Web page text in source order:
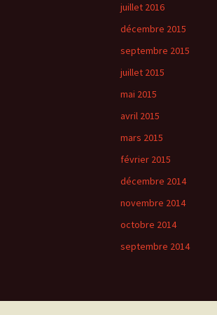
juillet 2016
décembre 2015
septembre 2015
juillet 2015
mai 2015
avril 2015
mars 2015
février 2015
décembre 2014
novembre 2014
octobre 2014
septembre 2014